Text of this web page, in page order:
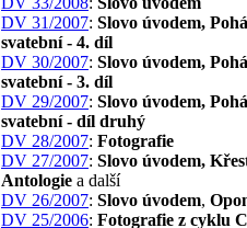
DV 31/2007: Slovo úvodem,
svatební - 4. díl
DV 30/2007: Slovo úvodem,
svatební - 3. díl
DV 29/2007: Slovo úvodem,
svatební - díl druhý
DV 28/2007: Fotografie
DV 27/2007: Slovo úvodem,
Antologie a další
DV 26/2007: Slovo úvodem,
DV 25/2006: Fotografie z cyklu